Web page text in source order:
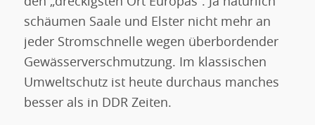
schäumen Saale und Elster nicht mehr an
jeder Stromschnelle wegen überbordender
Gewässerverschmutzung. Im klassischen
Umweltschutz ist heute durchaus manches
besser als in DDR Zeiten.